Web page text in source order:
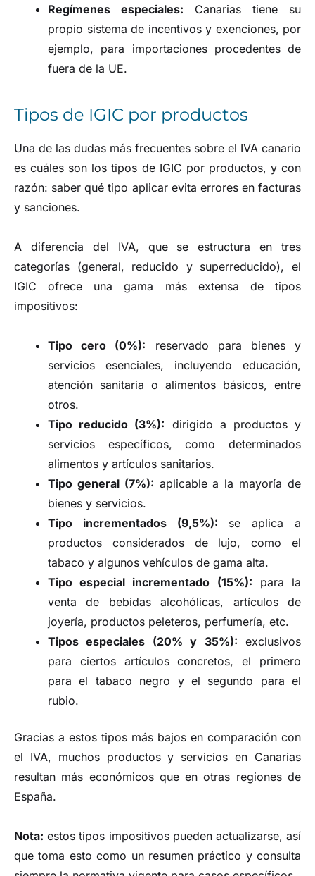
Regímenes especiales: Canarias tiene su
propio sistema de incentivos y exenciones, por
ejemplo, para importaciones procedentes de
fuera de la UE.
Tipos de IGIC por productos
Una de las dudas más frecuentes sobre el IVA canario
es cuáles son los tipos de IGIC por productos, y con
razón: saber qué tipo aplicar evita errores en facturas
y sanciones.
A diferencia del IVA, que se estructura en tres
categorías (general, reducido y superreducido), el
IGIC ofrece una gama más extensa de tipos
impositivos:
Tipo cero (0%): reservado para bienes y
servicios esenciales, incluyendo educación,
atención sanitaria o alimentos básicos, entre
otros.
Tipo reducido (3%): dirigido a productos y
servicios específicos, como determinados
alimentos y artículos sanitarios.
Tipo general (7%): aplicable a la mayoría de
bienes y servicios.
Tipo incrementados (9,5%): se aplica a
productos considerados de lujo, como el
tabaco y algunos vehículos de gama alta.
Tipo especial incrementado (15%): para la
venta de bebidas alcohólicas, artículos de
joyería, productos peleteros, perfumería, etc.
Tipos especiales (20% y 35%): exclusivos
para ciertos artículos concretos, el primero
para el tabaco negro y el segundo para el
rubio.
Gracias a estos tipos más bajos en comparación con
el IVA, muchos productos y servicios en Canarias
resultan más económicos que en otras regiones de
España.
Nota: estos tipos impositivos pueden actualizarse, así
que toma esto como un resumen práctico y consulta